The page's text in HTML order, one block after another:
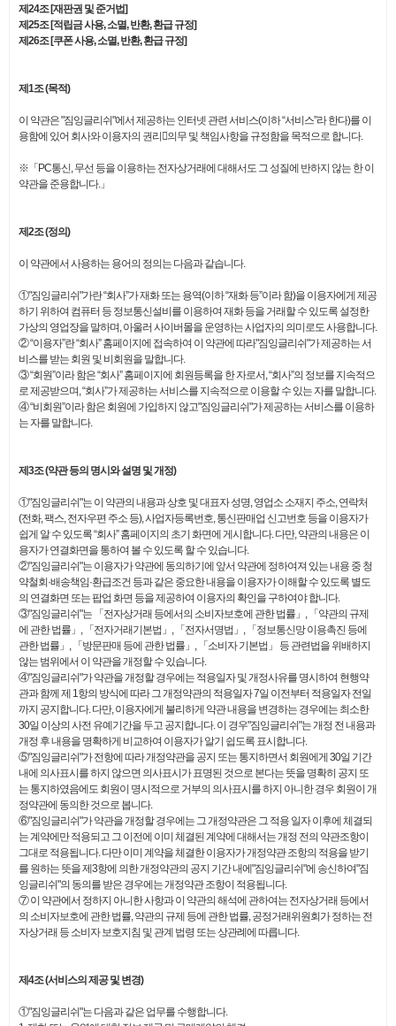
제24조 [재판권 및 준거법]
제25조 [적립금 사용, 소멸, 반환, 환급 규정]
제26조 [쿠폰 사용, 소멸, 반환, 환급 규정]
제1조 (목적)
이 약관은 "짐잉글리쉬"에서 제공하는 인터넷 관련 서비스(이하 “서비스”라 한다)를 이
용함에 있어 회사와 이용자의 권리의무 및 책임사항을 규정함을 목적으로 합니다.
※「PC통신, 무선 등을 이용하는 전자상거래에 대해서도 그 성질에 반하지 않는 한 이
약관을 준용합니다.」
제2조 (정의)
이 약관에서 사용하는 용어의 정의는 다음과 같습니다.
①"짐잉글리쉬"가란 “회사”가 재화 또는 용역(이하 “재화 등”이라 함)을 이용자에게 제공
하기 위하여 컴퓨터 등 정보통신설비를 이용하여 재화 등을 거래할 수 있도록 설정한
가상의 영업장을 말하며, 아울러 사이버몰을 운영하는 사업자의 의미로도 사용합니다.
② “이용자”란 “회사” 홈페이지에 접속하여 이 약관에 따라"짐잉글리쉬"가 제공하는 서
비스를 받는 회원 및 비회원을 말합니다.
③ “회원”이라 함은 “회사” 홈페이지에 회원등록을 한 자로서, “회사”의 정보를 지속적으
로 제공받으며, “회사”가 제공하는 서비스를 지속적으로 이용할 수 있는 자를 말합니다.
④ “비회원”이라 함은 회원에 가입하지 않고"짐잉글리쉬"가 제공하는 서비스를 이용하
는 자를 말합니다.
제3조 (약관 등의 명시와 설명 및 개정)
①"짐잉글리쉬"는 이 약관의 내용과 상호 및 대표자 성명, 영업소 소재지 주소, 연락처
(전화, 팩스, 전자우편 주소 등), 사업자등록번호, 통신판매업 신고번호 등을 이용자가
쉽게 알 수 있도록 “회사” 홈페이지의 초기 화면에 게시합니다. 다만, 약관의 내용은 이
용자가 연결화면을 통하여 볼 수 있도록 할 수 있습니다.
②"짐잉글리쉬"는 이용자가 약관에 동의하기에 앞서 약관에 정하여져 있는 내용 중 청
약철회·배송책임·환급조건 등과 같은 중요한 내용을 이용자가 이해할 수 있도록 별도
의 연결화면 또는 팝업 화면 등을 제공하여 이용자의 확인을 구하여야 합니다.
③"짐잉글리쉬"는 「전자상거래 등에서의 소비자보호에 관한 법률」, 「약관의 규제
에 관한 법률」, 「전자거래기본법」, 「전자서명법」, 「정보통신망 이용촉진 등에
관한 법률」, 「방문판매 등에 관한 법률」, 「소비자 기본법」 등 관련법을 위배하지
않는 범위에서 이 약관을 개정할 수 있습니다.
④"짐잉글리쉬"가 약관을 개정할 경우에는 적용일자 및 개정사유를 명시하여 현행약
관과 함께 제 1항의 방식에 따라 그 개정약관의 적용일자 7일 이전부터 적용일자 전일
까지 공지합니다. 다만, 이용자에게 불리하게 약관 내용을 변경하는 경우에는 최소한
30일 이상의 사전 유예기간을 두고 공지합니다. 이 경우"짐잉글리쉬"는 개정 전 내용과
개정 후 내용을 명확하게 비교하여 이용자가 알기 쉽도록 표시합니다.
⑤"짐잉글리쉬"가 전항에 따라 개정약관을 공지 또는 통지하면서 회원에게 30일 기간
내에 의사표시를 하지 않으면 의사표시가 표명된 것으로 본다는 뜻을 명확히 공지 또
는 통지하였음에도 회원이 명시적으로 거부의 의사표시를 하지 아니한 경우 회원이 개
정약관에 동의한 것으로 봅니다.
⑥"짐잉글리쉬"가 약관을 개정할 경우에는 그 개정약관은 그 적용 일자 이후에 체결되
는 계약에만 적용되고 그 이전에 이미 체결된 계약에 대해서는 개정 전의 약관조항이
그대로 적용됩니다. 다만 이미 계약을 체결한 이용자가 개정약관 조항의 적용을 받기
를 원하는 뜻을 제3항에 의한 개정약관의 공지 기간 내에"짐잉글리쉬"에 송신하여"짐
잉글리쉬"의 동의를 받은 경우에는 개정약관 조항이 적용됩니다.
⑦ 이 약관에서 정하지 아니한 사항과 이 약관의 해석에 관하여는 전자상거래 등에서
의 소비자보호에 관한 법률, 약관의 규제 등에 관한 법률, 공정거래위원회가 정하는 전
자상거래 등 소비자 보호지침 및 관계 법령 또는 상관례에 따릅니다.
제4조 (서비스의 제공 및 변경)
①"짐잉글리쉬"는 다음과 같은 업무를 수행합니다.